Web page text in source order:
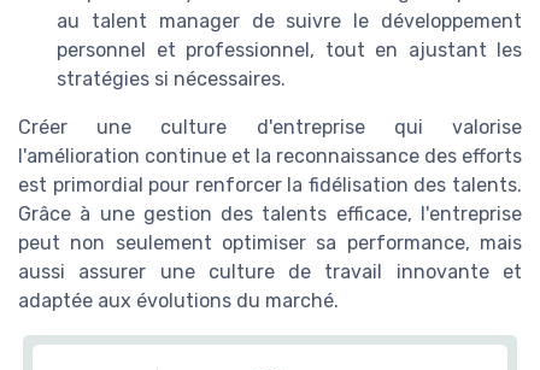
au talent manager de suivre le développement
personnel et professionnel, tout en ajustant les
stratégies si nécessaires.
Créer une culture d'entreprise qui valorise
l'amélioration continue et la reconnaissance des efforts
est primordial pour renforcer la fidélisation des talents.
Grâce à une gestion des talents efficace, l'entreprise
peut non seulement optimiser sa performance, mais
aussi assurer une culture de travail innovante et
adaptée aux évolutions du marché.